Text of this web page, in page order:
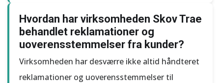
Hvordan har virksomheden Skov Trae
behandlet reklamationer og
uoverensstemmelser fra kunder?
Virksomheden har desværre ikke altid håndteret
reklamationer og uoverensstemmelser til